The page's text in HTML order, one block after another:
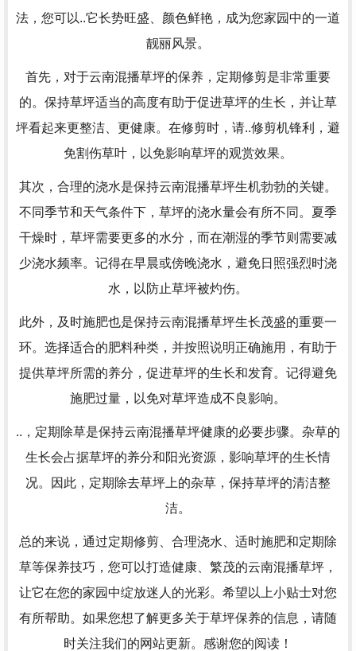
法，您可以..它长势旺盛、颜色鲜艳，成为您家园中的一道
靓丽风景。
首先，对于云南混播草坪的保养，定期修剪是非常重要
的。保持草坪适当的高度有助于促进草坪的生长，并让草
坪看起来更整洁、更健康。在修剪时，请..修剪机锋利，避
免割伤草叶，以免影响草坪的观赏效果。
其次，合理的浇水是保持云南混播草坪生机勃勃的关键。
不同季节和天气条件下，草坪的浇水量会有所不同。夏季
干燥时，草坪需要更多的水分，而在潮湿的季节则需要减
少浇水频率。记得在早晨或傍晚浇水，避免日照强烈时浇
水，以防止草坪被灼伤。
此外，及时施肥也是保持云南混播草坪生长茂盛的重要一
环。选择适合的肥料种类，并按照说明正确施用，有助于
提供草坪所需的养分，促进草坪的生长和发育。记得避免
施肥过量，以免对草坪造成不良影响。
..，定期除草是保持云南混播草坪健康的必要步骤。杂草的
生长会占据草坪的养分和阳光资源，影响草坪的生长情
况。因此，定期除去草坪上的杂草，保持草坪的清洁整
洁。
总的来说，通过定期修剪、合理浇水、适时施肥和定期除
草等保养技巧，您可以打造健康、繁茂的云南混播草坪，
让它在您的家园中绽放迷人的光彩。希望以上小贴士对您
有所帮助。如果您想了解更多关于草坪保养的信息，请随
时关注我们的网站更新。感谢您的阅读！